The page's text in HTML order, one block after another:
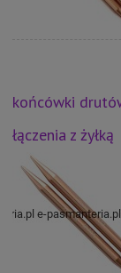
końcówki
łączenia z żyłką